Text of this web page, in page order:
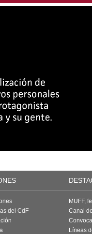
del CdF
MUFF,
Canal
Líneas